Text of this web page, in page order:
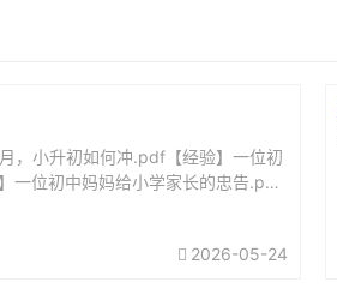
，小升初如何冲.pdf【经验】一位初
一位初中妈妈给小学家长的忠告.pdf
2026-05-24